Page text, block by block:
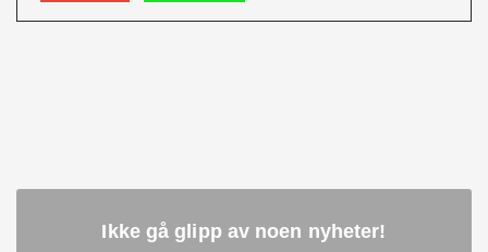
Ikke gå glipp av noen nyheter!